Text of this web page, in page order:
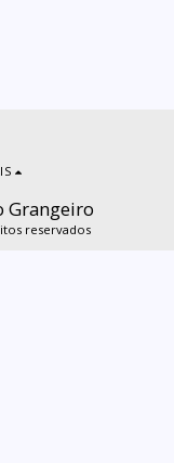
Grangeiro
reservados